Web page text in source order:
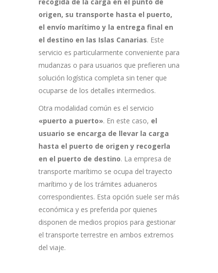
origen, su transporte hasta el puerto,
el envío marítimo y la entrega final en
el destino en las Islas Canarias. Este
servicio es particularmente conveniente para
mudanzas o para usuarios que prefieren una
solución logística completa sin tener que
ocuparse de los detalles intermedios.
Otra modalidad común es el servicio
«puerto a puerto». En este caso, el
usuario se encarga de llevar la carga
hasta el puerto de origen y recogerla
en el puerto de destino. La empresa de
transporte marítimo se ocupa del trayecto
marítimo y de los trámites aduaneros
correspondientes. Esta opción suele ser más
económica y es preferida por quienes
disponen de medios propios para gestionar
el transporte terrestre en ambos extremos
del viaje.